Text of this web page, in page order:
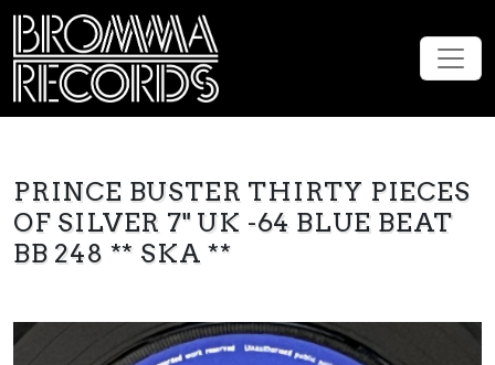
PRINCE BUSTER THIRTY PIECES
OF SILVER 7" UK -64 BLUE BEAT
BB 248 ** SKA **